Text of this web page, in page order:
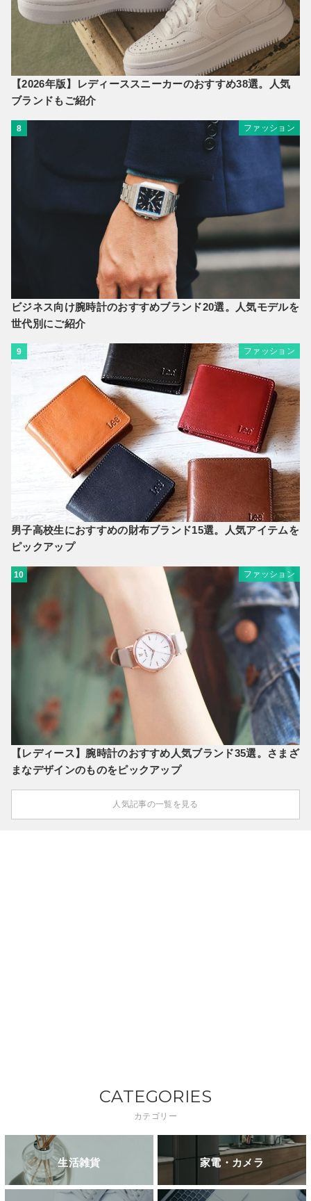
【2026年版】レディーススニーカーのおすすめ38選。人気
ブランドもご紹介
8 ファッション
ビジネス向け腕時計のおすすめブランド20選。人気モデルを
世代別にご紹介
9 ファッション
男子高校生におすすめの財布ブランド15選。人気アイテムを
ピックアップ
10 ファッション
【レディース】腕時計のおすすめ人気ブランド35選。さまざ
まなデザインのものをピックアップ
人気記事の一覧を見る
CATEGORIES
カテゴリー
生活雑貨 家電・カメラ